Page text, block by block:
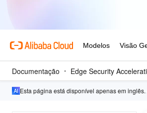
Documentação Edge Security
Esta página está disponível apenas em